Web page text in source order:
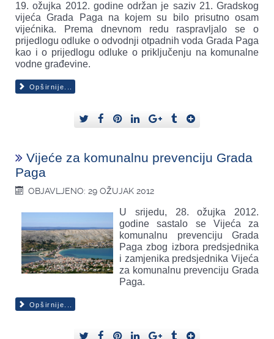
19. ožujka 2012. godine održan je saziv 21. Gradskog
vijeća Grada Paga na kojem su bilo prisutno osam
vijećnika. Prema dnevnom redu raspravljalo se o
prijedlogu odluke o odvodnji otpadnih voda Grada Paga
kao i o prijedlogu odluke o priključenju na komunalne
vodne građevine.
Opširnije...
Vijeće za komunalnu prevenciju Grada
Paga
OBJAVLJENO: 29 OŽUJAK 2012
U srijedu, 28. ožujka 2012.
godine sastalo se Vijeća za
komunalnu prevenciju Grada
Paga zbog izbora predsjednika
i zamjenika predsjednika Vijeća
za komunalnu prevenciju Grada
Paga.
Opširnije...